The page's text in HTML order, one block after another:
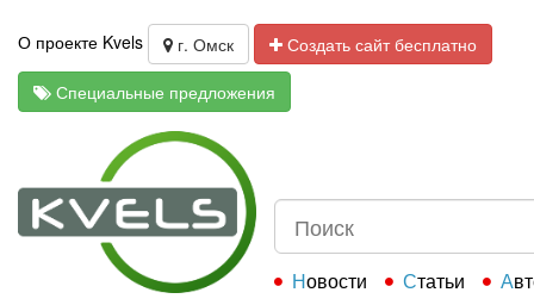
О проекте Kvels г. Омск
Создать сайт бесплатно
Специальные предложения
Новости Статьи